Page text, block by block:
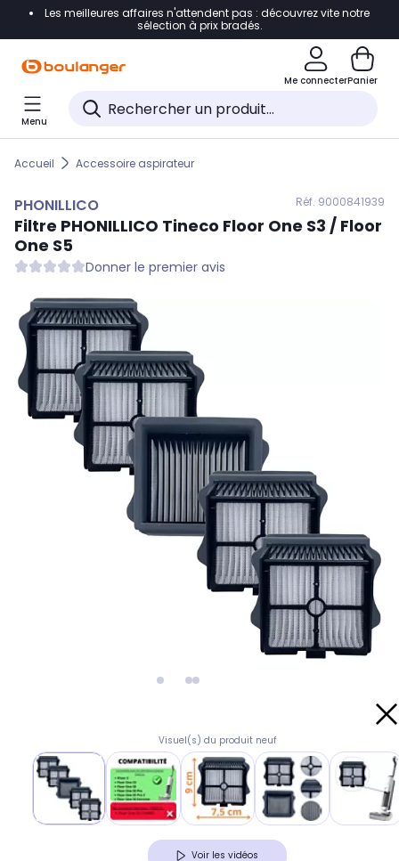
Accéder directement à la navigation
Accéder directement au pied de page
Accéder directement au chatbot
Les meilleures affaires n'attendent pas : découvrez vite notre
sélection à prix bradés.
Me connecterPanier
Menu
Accueil Accessoire aspirateur
PHONILLICO Réf. 9000841939
Filtre PHONILLICO Tineco Floor One S3 / Floor
One S5
Donner le premier avis
Visuel(s) du produit neuf
Voir les vidéos